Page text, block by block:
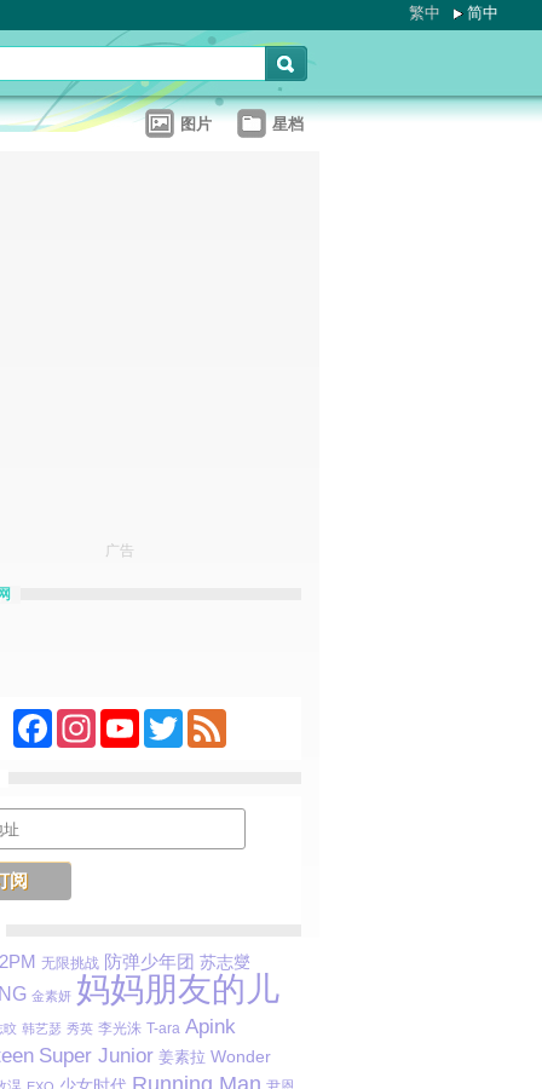
繁中 简中
图片 星档
广告
FacebookInstagramYouTubeTwitterFeed
无限挑战 防弹少年团 苏志燮
金素妍 妈妈朋友的儿
旼 韩艺瑟 秀英 李光洙 T-ara Apink
Super Junior 姜素拉 Wonder
Running Man